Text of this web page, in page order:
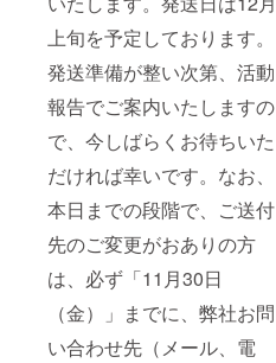
上旬を予定しております。
発送準備が整い次第、活動
報告でご案内いたしますの
で、今しばらくお待ちいた
だければ幸いです。なお、
本日までの段階で、ご送付
先のご変更がおありの方
は、必ず「11月30日
（金）」までに、弊社お問
い合わせ先（メール、電